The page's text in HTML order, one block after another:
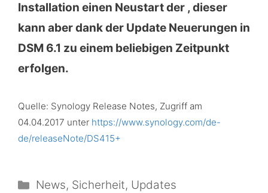
Installation einen Neustart der , dieser
kann aber dank der Update Neuerungen in
DSM 6.1 zu einem beliebigen Zeitpunkt
erfolgen.
Quelle: Synology Release Notes, Zugriff am
04.04.2017 unter https://www.synology.com/de-
de/releaseNote/DS415+
Kategorien
News, Sicherheit, Updates